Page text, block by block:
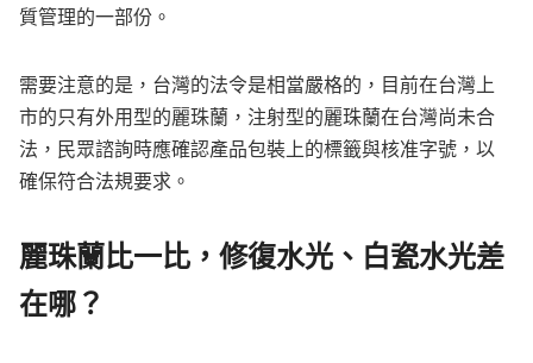
質管理的一部份。
需要注意的是，台灣的法令是相當嚴格的，目前在台灣上
市的只有外用型的麗珠蘭，注射型的麗珠蘭在台灣尚未合
法，民眾諮詢時應確認產品包裝上的標籤與核准字號，以
確保符合法規要求。
麗珠蘭比一比，修復水光、白瓷水光差
在哪？